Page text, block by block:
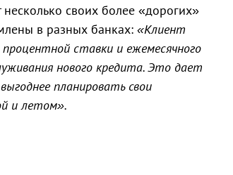
своих более «дорогих»
в разных банках: «Клиент
ставки и ежемесячного
нового кредита. Это дает
планировать свои
и летом».